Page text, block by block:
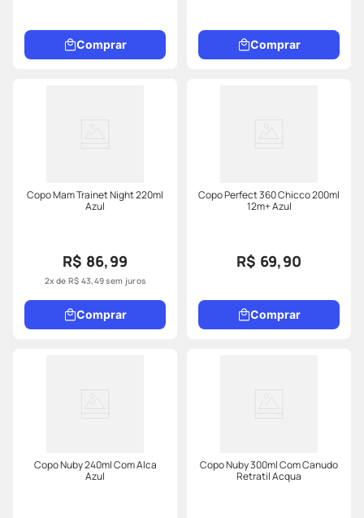
Comprar Comprar
Copo Mam Trainet Night 220ml
Azul
R$ 86,99
2x de R$ 43,49sem juros
Comprar
Copo Perfect 360 Chicco 200ml
12m+ Azul
R$ 69,90
Comprar
Copo Nuby 240ml Com Alca
Azul
Copo Nuby 300ml Com Canudo
Retratil Acqua